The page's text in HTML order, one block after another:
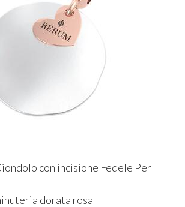
con incisione Fedele Per
dorata rosa